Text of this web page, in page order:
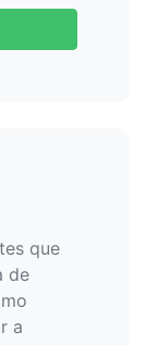
que
de
a